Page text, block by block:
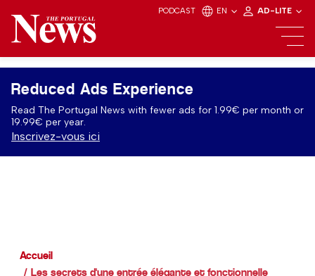
PODCAST EN AD-LITE
Reduced Ads Experience
Read The Portugal News with fewer ads for 1.99€ per month or
19.99€ per year.
Inscrivez-vous ici
Accueil
Les secrets d'une entrée élégante et fonctionnelle